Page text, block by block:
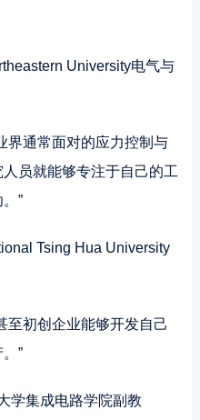
University电气与
界通常面对的应力控制与
员就能够专注于自己的工
”
Tsing Hua University
至初创企业能够开发自己
”
学集成电路学院副教